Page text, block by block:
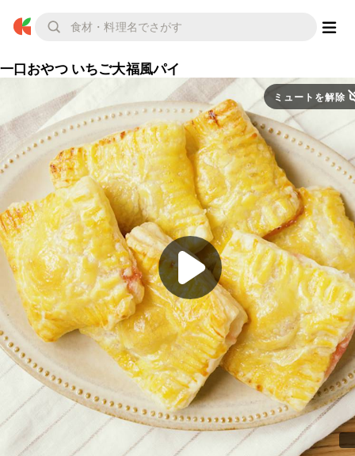
一口おやつ いちご大福風パイ
ミュートを解除